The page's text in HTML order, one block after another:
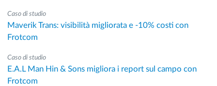
Caso di studio
Maverik Trans: visibilità migliorata e -10% costi con
Frotcom
Caso di studio
E.A.L Man Hin & Sons migliora i report sul campo con
Frotcom